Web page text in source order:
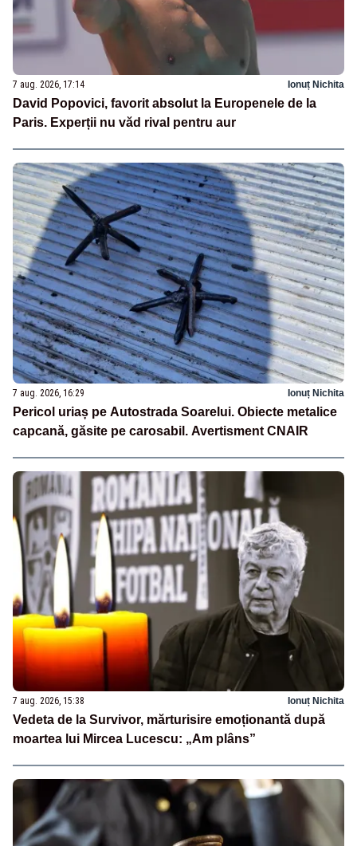
7 aug. 2026, 17:14 Ionuț Nichita
David Popovici, favorit absolut la Europenele de la
Paris. Experții nu văd rival pentru aur
7 aug. 2026, 16:29 Ionuț Nichita
Pericol uriaș pe Autostrada Soarelui. Obiecte metalice
capcană, găsite pe carosabil. Avertisment CNAIR
7 aug. 2026, 15:38 Ionuț Nichita
Vedeta de la Survivor, mărturisire emoționantă după
moartea lui Mircea Lucescu: „Am plâns”